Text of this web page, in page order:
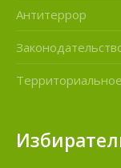
Антитеррор